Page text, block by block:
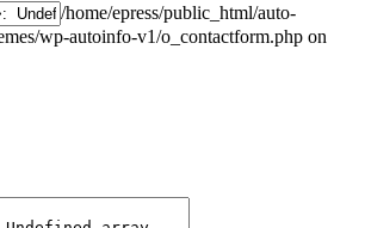
/home/epress/public_html/auto-
wp-autoinfo-v1/o_contactform.php on